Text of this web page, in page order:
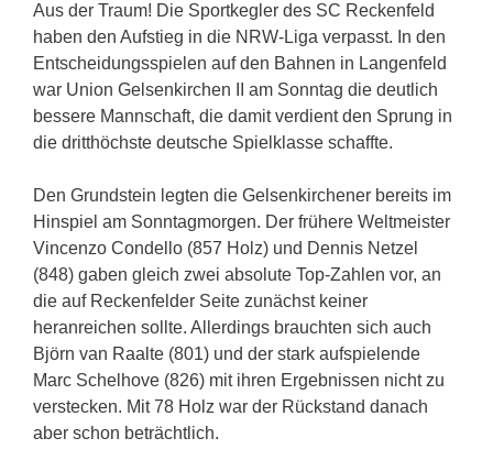
Aus der Traum! Die Sportkegler des SC Reckenfeld
haben den Aufstieg in die NRW-Liga verpasst. In den
Entscheidungsspielen auf den Bahnen in Langenfeld
war Union Gelsenkirchen II am Sonntag die deutlich
bessere Mannschaft, die damit verdient den Sprung in
die dritthöchste deutsche Spielklasse schaffte.
Den Grundstein legten die Gelsenkirchener bereits im
Hinspiel am Sonntagmorgen. Der frühere Weltmeister
Vincenzo Condello (857 Holz) und Dennis Netzel
(848) gaben gleich zwei absolute Top-Zahlen vor, an
die auf Reckenfelder Seite zunächst keiner
heranreichen sollte. Allerdings brauchten sich auch
Björn van Raalte (801) und der stark aufspielende
Marc Schelhove (826) mit ihren Ergebnissen nicht zu
verstecken. Mit 78 Holz war der Rückstand danach
aber schon beträchtlich.